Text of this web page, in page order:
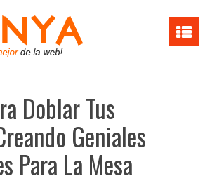
Doblar Tus
Geniales
Para La Mesa